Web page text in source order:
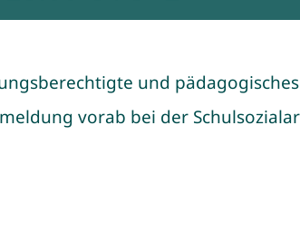
und
vorab bei der